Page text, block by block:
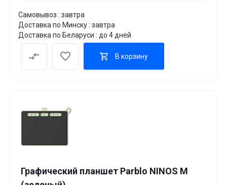
Самовывоз : завтра
Доставка по Минску : завтра
Доставка по Беларуси : до 4 дней
В корзину
Графический планшет Parblo NINOS M